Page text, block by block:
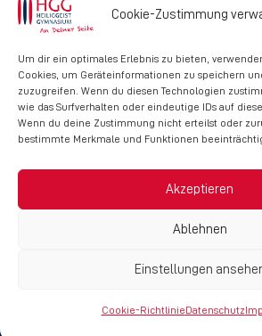
Cookie-Zustimmung
Um dir ein optimales Erlebnis zu bieten,
Cookies, um Geräteinformationen zu speichern
zuzugreifen. Wenn du diesen Technologien
wie das Surfverhalten oder eindeutige IDs auf
Wenn du deine Zustimmung nicht erteilst oder
bestimmte Merkmale und Funktionen
Akzeptieren
Ablehnen
Einstellungen
Cookie-RichtlinieDatenschutz
Impressum
Cookie-Richtlinie
Social Media
Copyright © 2024 Heilig-Geist-Gymnasium